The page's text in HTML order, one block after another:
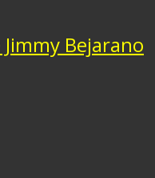
Bejarano